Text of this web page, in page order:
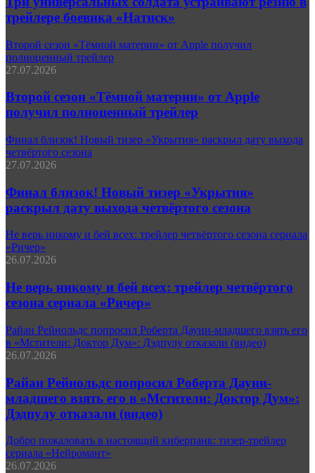
трейлере боевика «Натиск»
Второй сезон «Тёмной материи» от Apple получил
полноценный трейлер
27.07.2026
Второй сезон «Тёмной материи» от Apple
получил полноценный трейлер
Финал близок! Новый тизер «Укрытия» раскрыл дату выхода
четвёртого сезона
27.07.2026
Финал близок! Новый тизер «Укрытия»
раскрыл дату выхода четвёртого сезона
Не верь никому и бей всех: трейлер четвёртого сезона сериала
«Ричер»
26.07.2026
Не верь никому и бей всех: трейлер четвёртого
сезона сериала «Ричер»
Райан Рейнольдс попросил Роберта Дауни-младшего взять его
в «Мстители: Доктор Дум»: Дэдпулу отказали (видео)
26.07.2026
Райан Рейнольдс попросил Роберта Дауни-
младшего взять его в «Мстители: Доктор Дум»:
Дэдпулу отказали (видео)
Добро пожаловать в настоящий киберпанк: тизер-трейлер
сериала «Нейромант»
26.07.2026